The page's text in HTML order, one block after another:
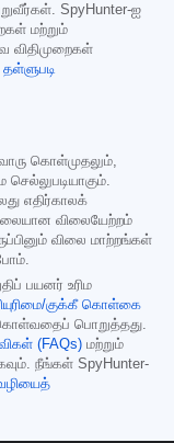
SpyHunter-ஐ
மற்றும்
விதிமுறைகள்
தள்ளுபடி
கொள்முதலும்,
செல்லுபடியாகும்.
எதிர்காலக்
விலையேற்றம்
விலை மாற்றங்கள்
பயனர் உரிம
குக்கீ கொள்கை
பொறுத்தது.
(FAQs) மற்றும்
நீங்கள் SpyHunter-